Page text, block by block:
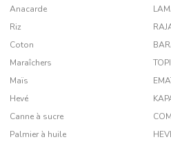
Anacarde
Riz
Coton
Maraîchers
Maïs
Hevé
Canne à sucre
Palmier à huile